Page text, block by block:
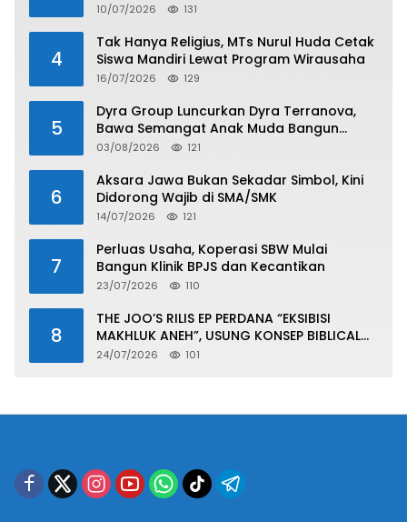
10/07/2026 131
4
Tak Hanya Religius, MTs Nurul Huda Cetak
Siswa Mandiri Lewat Program Wirausaha
16/07/2026 129
5
Dyra Group Luncurkan Dyra Terranova,
Bawa Semangat Anak Muda Bangun
Masa Depan Properti Batam
03/08/2026 121
6
Aksara Jawa Bukan Sekadar Simbol, Kini
Didorong Wajib di SMA/SMK
14/07/2026 121
7
Perluas Usaha, Koperasi SBW Mulai
Bangun Klinik BPJS dan Kecantikan
23/07/2026 110
8
THE JOO’S RILIS EP PERDANA “EKSIBISI
MAKHLUK ANEH”, USUNG KONSEP BIBLICAL
SURF ROCK DALAM 6 TRACK
24/07/2026 101